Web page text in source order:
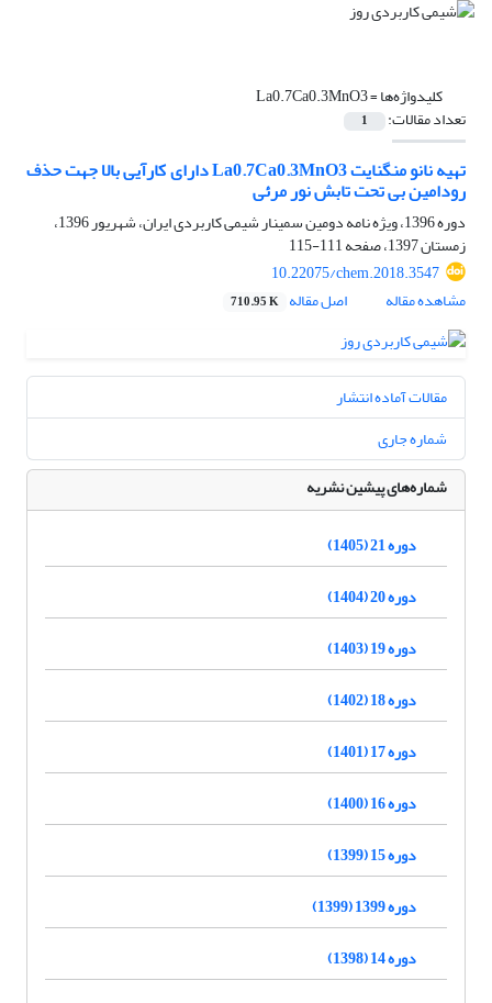
کلیدواژه‌ها =La0.7Ca0.3MnO3
تعداد مقالات: 1
تهیه نانو منگنایت La0.7Ca0.3MnO3 دارای کارآیی بالا جهت حذف
رودامین بی تحت تابش نور مرئی
دوره 1396، ویژه نامه دومین سمینار شیمی کاربردی ایران، شهریور 1396،
زمستان 1397، صفحه
111-115
10.22075/chem.2018.3547
مشاهده مقاله
اصل مقاله 710.95 K
مقالات آماده انتشار
شماره جاری
شماره‌های پیشین نشریه
دوره 21 (1405)
دوره 20 (1404)
دوره 19 (1403)
دوره 18 (1402)
دوره 17 (1401)
دوره 16 (1400)
دوره 15 (1399)
دوره 1399 (1399)
دوره 14 (1398)